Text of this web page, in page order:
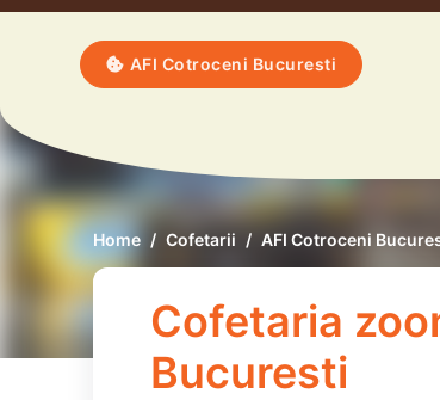
AFI Cotroceni Bucuresti
Home Cofetarii AFI Cotroceni
Cofetaria
Bucuresti